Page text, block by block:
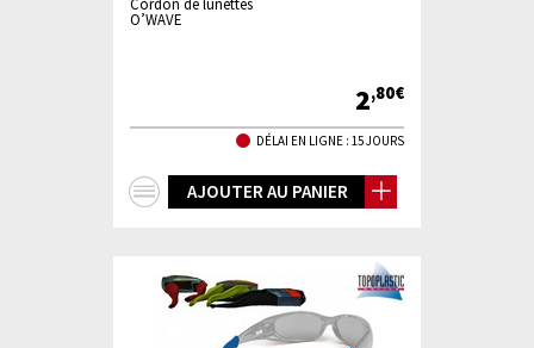
O’WAVE
2,80€
DÉLAI EN LIGNE : 15 JOURS
AJOUTER AU PANIER